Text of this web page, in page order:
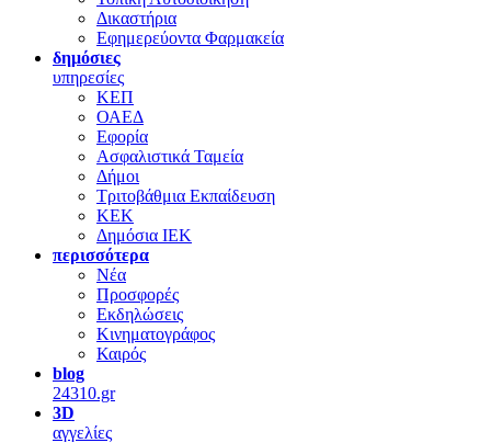
Δικαστήρια
Εφημερεύοντα Φαρμακεία
δημόσιες
υπηρεσίες
ΚΕΠ
ΟΑΕΔ
Εφορία
Ασφαλιστικά Ταμεία
Δήμοι
Τριτοβάθμια Εκπαίδευση
ΚΕΚ
Δημόσια ΙΕΚ
περισσότερα
Νέα
Προσφορές
Εκδηλώσεις
Κινηματογράφος
Καιρός
blog
24310.gr
3D
αγγελίες